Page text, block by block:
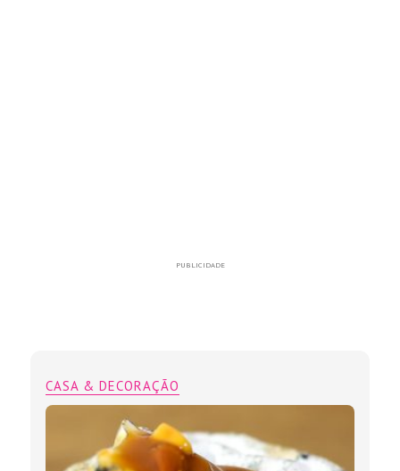
PUBLICIDADE
CASA & DECORAÇÃO